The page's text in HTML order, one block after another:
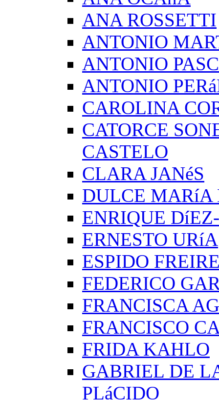
ANA ROSSETTI
ANTONIO
ANTONIO
ANTONIO
CAROLINA
CATORCE
CASTELO
CLARA JANéS
DULCE MARíA
ENRIQUE
ERNESTO URíA
ESPIDO
FEDERICO
FRANCISCA
FRANCISCO
FRIDA KAHLO
GABRIEL DE
PLáCIDO